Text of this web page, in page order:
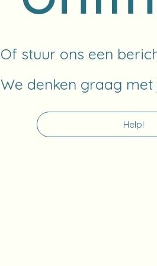
Of stuur ons een
We denken graag met
Help!